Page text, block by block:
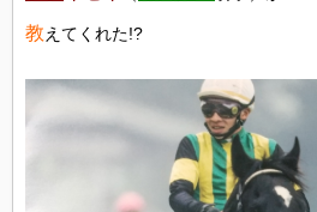
教えてくれた!?